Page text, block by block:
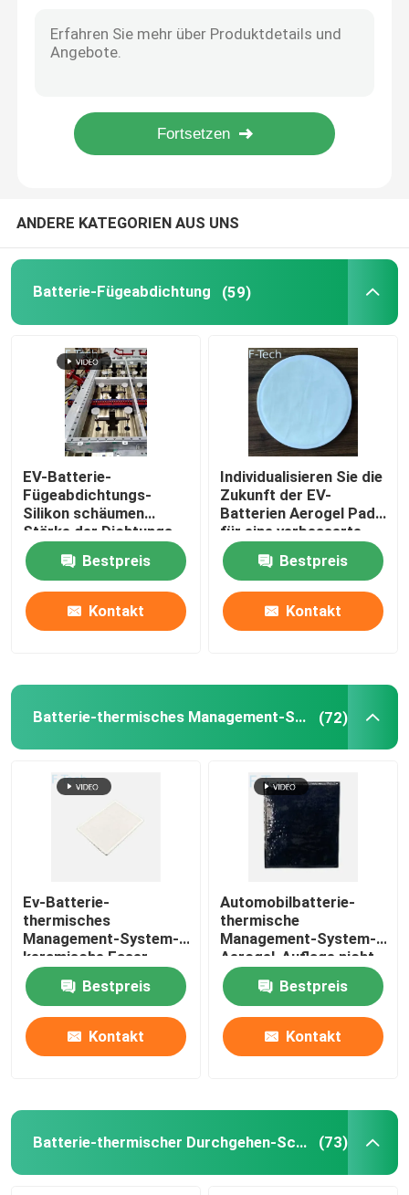
Bitte um ein Angebot
Batterie-thermischer Durchgehen-Schutz
Batterie-Wärmedämmung
Batterie-thermische Verpackung
EV-Batterie-Schutz
Geeignete Toleranzgrenze
Batterie-Schnittstelle
Batterie-Abbinden
ANDERE KATEGORIEN AUS UNS
Batterie-Fügeabdichtung (59)
EV-Batterie-
Fügeabdichtungs-
Silikon schäumen
Stärke der Dichtungs-
0.8-25.4mm
Bestpreis
Kontakt
Individualisieren Sie die
Zukunft der EV-
Batterien Aerogel Pads
für eine verbesserte
thermische Verwaltung
Bestpreis
Kontakt
Batterie-thermisches Management-System (72)
Ev-Batterie-
thermisches
Management-System-
keramische Faser-
Aerogel geglaubter
Flamme Retardancy
Bestpreis
Kontakt
Automobilbatterie-
thermische
Management-System-
Aerogel-Auflage nicht
brennbar
Bestpreis
Kontakt
Batterie-thermischer Durchgehen-Schutz (73)